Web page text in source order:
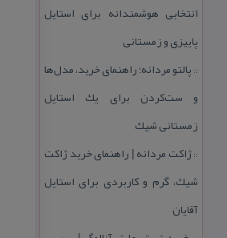
انتخابی هوشمندانه برای استایل
پاییزی و زمستانی
:: پالتو مردانه؛ راهنمای خرید، مدل‌ها
و ست‌كردن برای یك استایل
زمستانی شیك
::ژاكت مردانه | راهنمای خرید ژاكت
شیك، گرم و كاربردی برای استایل
آقایان